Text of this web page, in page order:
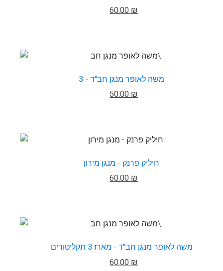
60.00 ₪
משה לאופר מנגן חב"ד - 3
50.00 ₪
חיליק פרנק - מנגן מירון
60.00 ₪
משה לאופר מנגן חב"ד - מארז 3 תקליטורים
60.00 ₪